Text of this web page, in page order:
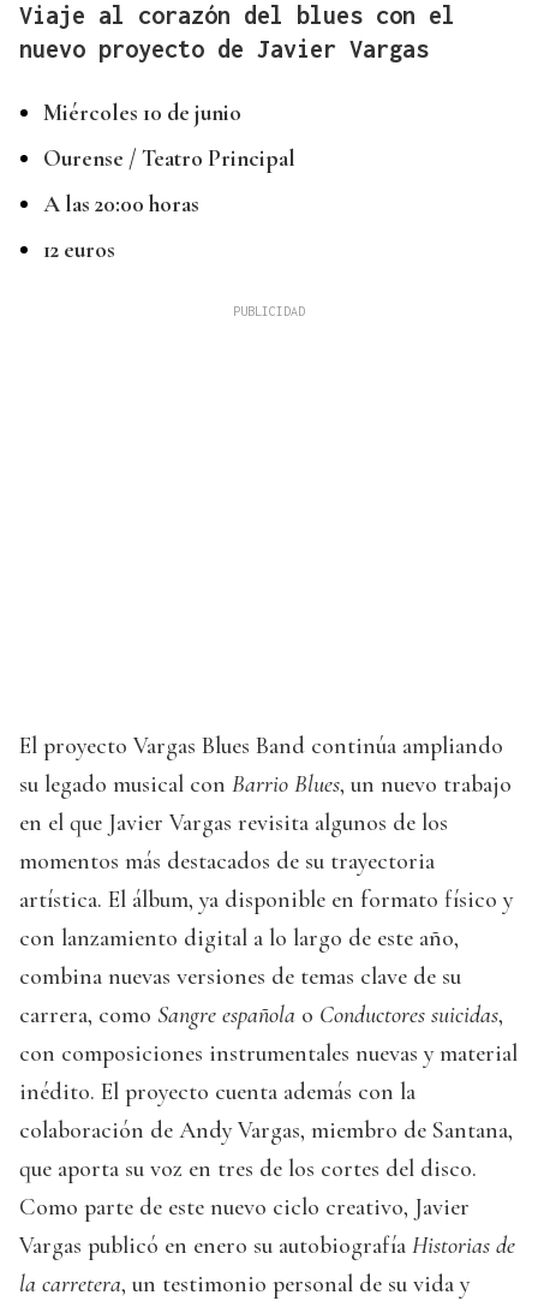
Viaje al corazón del blues con el
nuevo proyecto de Javier Vargas
Miércoles 10 de junio
Ourense / Teatro Principal
A las 20:00 horas
12 euros
El proyecto Vargas Blues Band continúa ampliando
su legado musical con Barrio Blues, un nuevo trabajo
en el que Javier Vargas revisita algunos de los
momentos más destacados de su trayectoria
artística. El álbum, ya disponible en formato físico y
con lanzamiento digital a lo largo de este año,
combina nuevas versiones de temas clave de su
carrera, como Sangre española o Conductores suicidas,
con composiciones instrumentales nuevas y material
inédito. El proyecto cuenta además con la
colaboración de Andy Vargas, miembro de Santana,
que aporta su voz en tres de los cortes del disco.
Como parte de este nuevo ciclo creativo, Javier
Vargas publicó en enero su autobiografía Historias de
la carretera, un testimonio personal de su vida y